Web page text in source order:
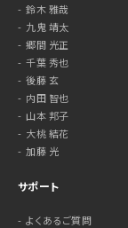
鈴木 雅哉
九鬼 靖太
郷間 光正
千葉 秀也
後藤 玄
内田 智也
山本 邦子
大桃 結花
加藤 光
サポート
よくあるご質問